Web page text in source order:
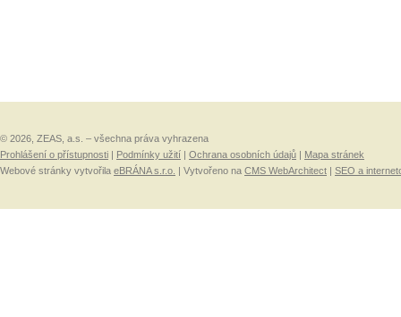
© 2026, ZEAS, a.s. – všechna práva vyhrazena
Prohlášení o přístupnosti
Podmínky užití Ochrana osobních údajů
Mapa stránek
Webové stránky vytvořila eBRÁNA s.r.o. | Vytvořeno na CMS WebArchitect SEO a